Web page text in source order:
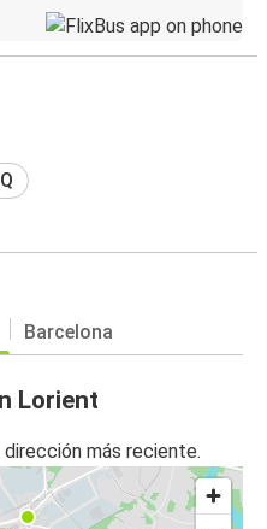
Barcelona
Lorient
más reciente.